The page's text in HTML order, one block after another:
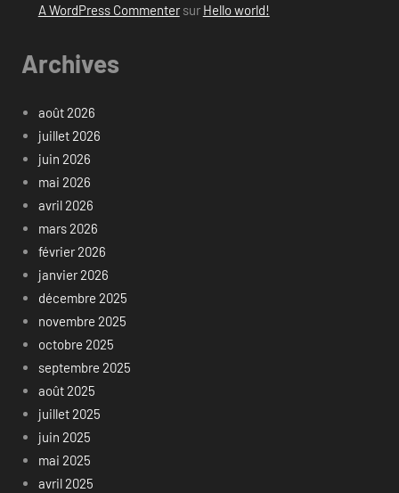
A WordPress Commentersur Hello world!
Archives
août 2026
juillet 2026
juin 2026
mai 2026
avril 2026
mars 2026
février 2026
janvier 2026
décembre 2025
novembre 2025
octobre 2025
septembre 2025
août 2025
juillet 2025
juin 2025
mai 2025
avril 2025